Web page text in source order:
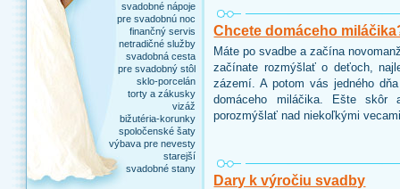
svadobné nápoje
pre svadobnú noc
finančný servis
netradičné služby
svadobná cesta
pre svadobný stôl
sklo-porcelán
torty a zákusky
vizáž
bižutéria-korunky
spoločenské šaty
výbava pre nevesty
starejší
svadobné stany
Chcete domáceho
Máte po svadbe a začína
začínate rozmýšlať o deťoch,
zázemí. A potom vás jedného
domáceho miláčika. Ešte
porozmýšlať nad niekoľkými
Dary k výročiu svadby